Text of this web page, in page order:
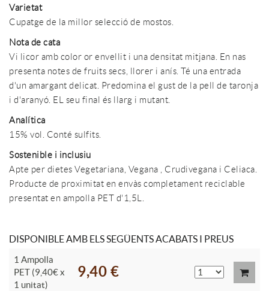
Varietat
Cupatge de la millor selecció de mostos.
Nota de cata
Vi licor amb color or envellit i una densitat mitjana. En nas
presenta notes de fruits secs, llorer i anís. Té una entrada
d'un amargant delicat. Predomina el gust de la pell de taronja
i d'aranyó. EL seu final és llarg i mutant.
Analítica
15% vol. Conté sulfits.
Sostenible i inclusiu
Apte per dietes Vegetariana, Vegana , Crudivegana i Celiaca.
Producte de proximitat en envàs completament reciclable
presentat en ampolla PET d'1,5L.
DISPONIBLE AMB ELS SEGÜENTS ACABATS I PREUS
1 Ampolla
PET (9,40€ x
1 unitat)
9,40 €